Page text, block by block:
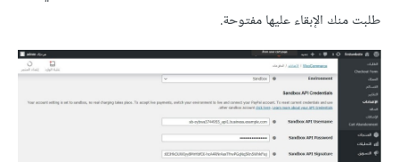
طلبت منك الإبقاء عليها مفتوحة.